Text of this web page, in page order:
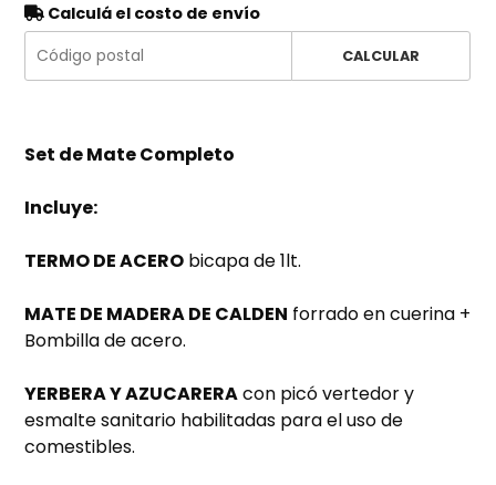
Calculá el costo de envío
CALCULAR
Set de Mate Completo
Incluye:
TERMO DE ACERO bicapa de 1lt.
MATE DE MADERA DE CALDEN forrado en cuerina +
Bombilla de acero.
YERBERA Y AZUCARERAcon picó vertedor y
esmalte sanitario habilitadas para el uso de
comestibles.